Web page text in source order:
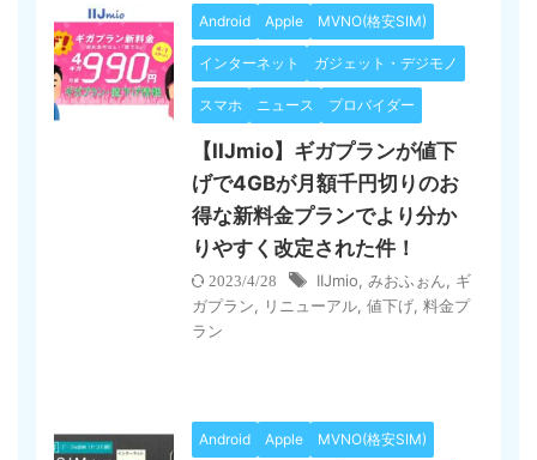
Android Apple MVNO(格安SIM)
インターネット ガジェット・デジモノ
スマホ ニュース プロバイダー
【IIJmio】ギガプランが値下
げで4GBが月額千円切りのお
得な新料金プランでより分か
りやすく改定された件！
2023/4/28 IIJmio みおふぉん
ギ
ガプラン
リニューアル 値下げ 料金プ
ラン
Android Apple MVNO(格安SIM)